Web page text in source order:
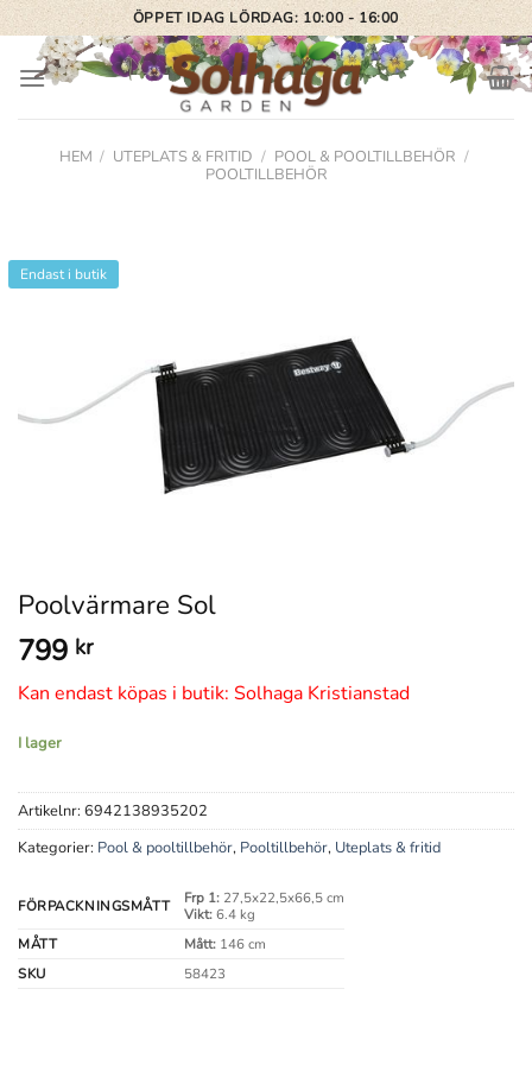
Skip
to
content
ÖPPET IDAG LÖRDAG: 10:00 - 16:00
HEM / UTEPLATS & FRITID / POOL & POOLTILLBEHÖR /
POOLTILLBEHÖR
Endast i butik
Poolvärmare Sol
799 kr
Kan endast köpas i butik: Solhaga Kristianstad
I lager
Artikelnr: 6942138935202
Kategorier: Pool & pooltillbehör, Pooltillbehör, Uteplats & fritid
FÖRPACKNINGSMÅTT Frp 1:27,5x22,5x66,5 cm
Vikt:6.4 kg
MÅTT
Mått:146 cm
SKU
58423